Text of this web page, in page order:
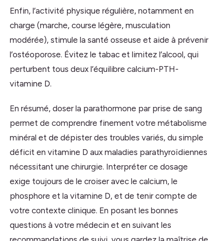
Enfin, l’activité physique régulière, notamment en
charge (marche, course légère, musculation
modérée), stimule la santé osseuse et aide à prévenir
l’ostéoporose. Évitez le tabac et limitez l’alcool, qui
perturbent tous deux l’équilibre calcium-PTH-
vitamine D.
En résumé, doser la parathormone par prise de sang
permet de comprendre finement votre métabolisme
minéral et de dépister des troubles variés, du simple
déficit en vitamine D aux maladies parathyroïdiennes
nécessitant une chirurgie. Interpréter ce dosage
exige toujours de le croiser avec le calcium, le
phosphore et la vitamine D, et de tenir compte de
votre contexte clinique. En posant les bonnes
questions à votre médecin et en suivant les